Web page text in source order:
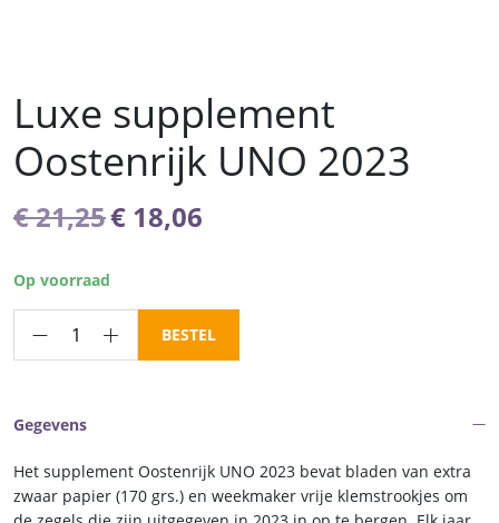
Luxe supplement
Oostenrijk UNO 2023
€21,25Oorspronkelijke
€ 21,25.
€ 18,06
€ 18,06.
Op voorraad
Luxe
supplement
aantal
BESTEL
Gegevens
Het supplement Oostenrijk UNO 2023 bevat bladen van extra
zwaar papier (170 grs.) en weekmaker vrije klemstrookjes om